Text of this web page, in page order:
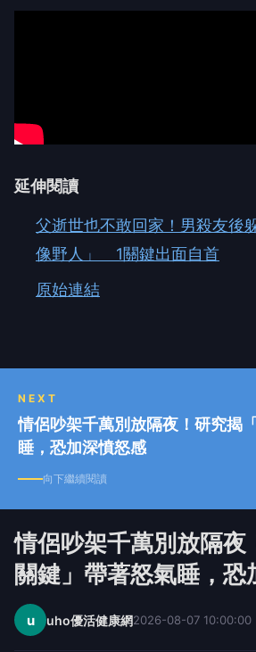
延伸閱讀
父逝世也不敢回家！男殺友後
像野人」 1關鍵出面自首
原始連結
NEXT
情侶吵架千萬別放隔夜！研究揭
睡，恐加深憤怒感
向下繼續閱讀
情侶吵架千萬別放隔夜
關鍵」帶著怒氣睡，恐
u uho優活健康網2026-08-07 10:00:00